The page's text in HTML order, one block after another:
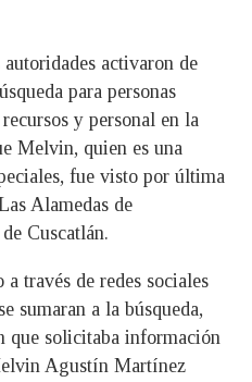
activaron de
para personas
y personal en la
Melvin, quien es una
fue visto por última
Alamedas de
Cuscatlán.
través de redes sociales
sumaran a la búsqueda,
que solicitaba información
Agustín Martínez